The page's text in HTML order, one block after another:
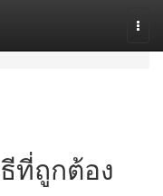
ที่ถูกต้อง